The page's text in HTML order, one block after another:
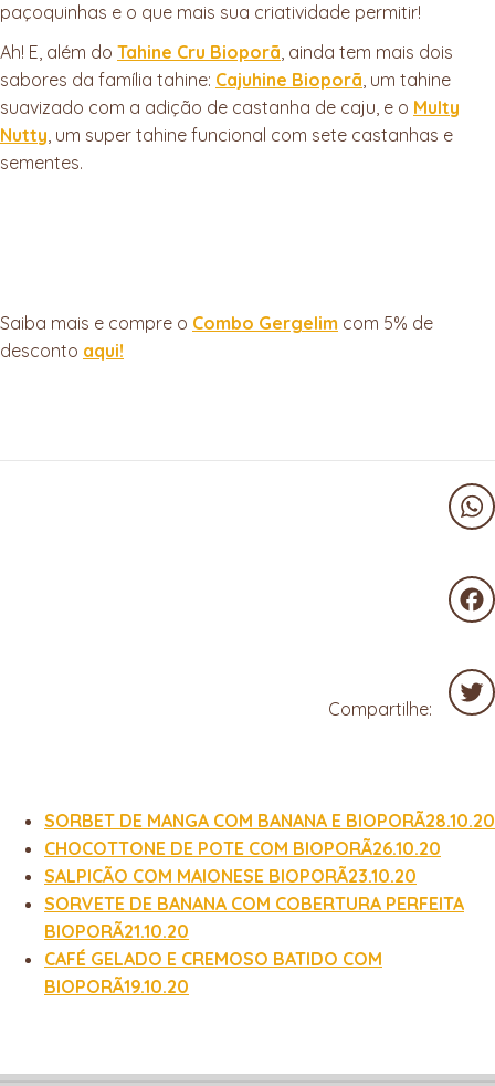
paçoquinhas e o que mais sua criatividade permitir!
Ah! E, além do Tahine Cru Bioporã, ainda tem mais dois
sabores da família tahine: Cajuhine Bioporã, um tahine
suavizado com a adição de castanha de caju, e o Multy
Nutty, um super tahine funcional com sete castanhas e
sementes.
Saiba mais e compre o Combo Gergelim com 5% de
desconto aqui!
Compartilhe:
SORBET DE MANGA COM BANANA E BIOPORÃ28.10.20
CHOCOTTONE DE POTE COM BIOPORÃ26.10.20
SALPICÃO COM MAIONESE BIOPORÃ23.10.20
SORVETE DE BANANA COM COBERTURA PERFEITA
BIOPORÃ21.10.20
CAFÉ GELADO E CREMOSO BATIDO COM
BIOPORÃ19.10.20